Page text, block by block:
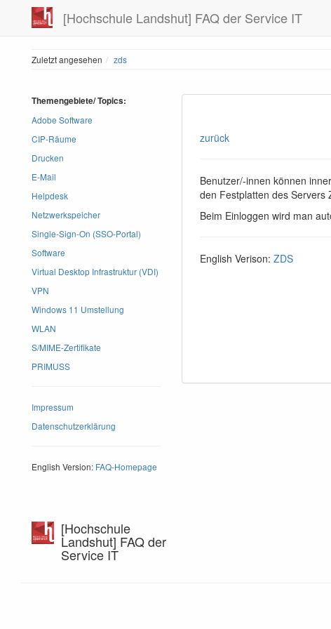
[Hochschule Landshut] FAQ der Service IT
Zuletzt angesehen zds
Themengebiete/ Topics:
Adobe Software
CIP-Räume
Drucken
E-Mail
Helpdesk
Netzwerkspeicher
Single-Sign-On (SSO-Portal)
Software
Virtual Desktop Infrastruktur (VDI)
VPN
Windows 11 Umstellung
WLAN
S/MIME-Zertifikate
PRIMUSS
Impressum
Datenschutzerklärung
English Version: FAQ-Homepage
zurück
Benutzer/-innen können
den Festplatten des Servers
Beim Einloggen wird man
English Verison: ZDS
[Hochschule
Landshut] FAQ der
Service IT